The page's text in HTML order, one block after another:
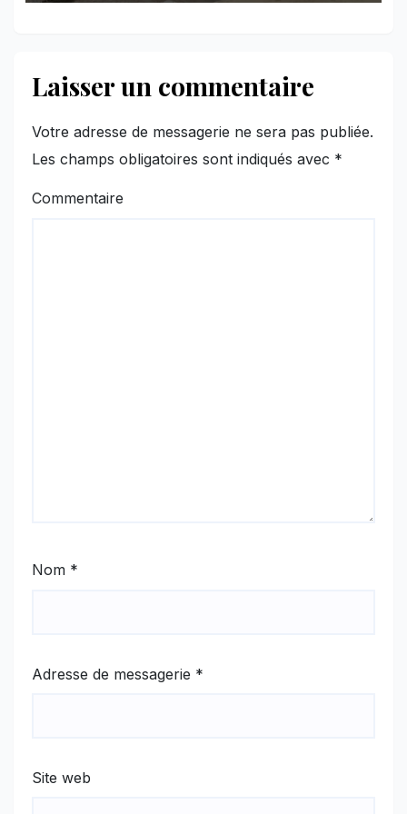
Laisser un commentaire
Votre adresse de messagerie ne sera pas publiée.
Les champs obligatoires sont indiqués avec *
Commentaire
Nom *
Adresse de messagerie *
Site web